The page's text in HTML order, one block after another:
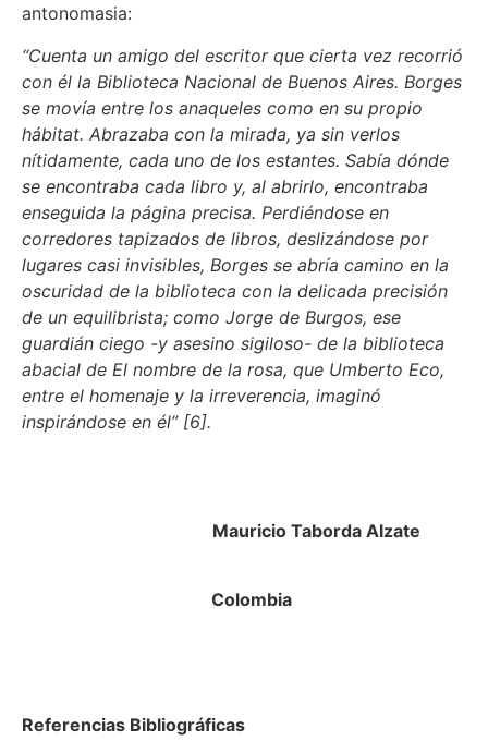
antonomasia:
“Cuenta un amigo del escritor que cierta vez recorrió
con él la Biblioteca Nacional de Buenos Aires. Borges
se movía entre los anaqueles como en su propio
hábitat. Abrazaba con la mirada, ya sin verlos
nítidamente, cada uno de los estantes. Sabía dónde
se encontraba cada libro y, al abrirlo, encontraba
enseguida la página precisa. Perdiéndose en
corredores tapizados de libros, deslizándose por
lugares casi invisibles, Borges se abría camino en la
oscuridad de la biblioteca con la delicada precisión
de un equilibrista; como Jorge de Burgos, ese
guardián ciego -y asesino sigiloso- de la biblioteca
abacial de El nombre de la rosa, que Umberto Eco,
entre el homenaje y la irreverencia, imaginó
inspirándose en él” [6].
Mauricio Taborda Alzate
Colombia
Referencias Bibliográficas